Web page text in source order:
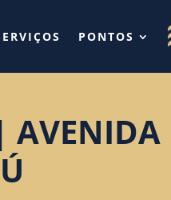
PONTOS